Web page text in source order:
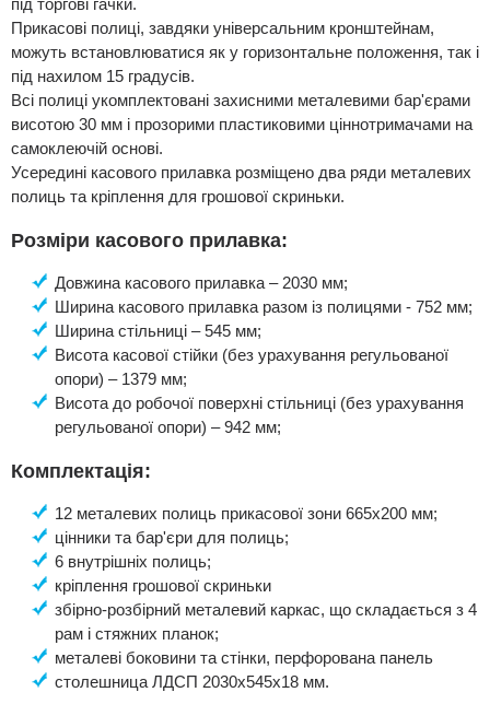
під торгові гачки.
Прикасові полиці, завдяки універсальним кронштейнам,
можуть встановлюватися як у горизонтальне положення, так і
під нахилом 15 градусів.
Всі полиці укомплектовані захисними металевими бар'єрами
висотою 30 мм і прозорими пластиковими ціннотримачами на
самоклеючій основі.
Усередині касового прилавка розміщено два ряди металевих
полиць та кріплення для грошової скриньки.
Розміри касового прилавка:
Довжина касового прилавка – 2030 мм;
Ширина касового прилавка разом із полицями - 752 мм;
Ширина стільниці – 545 мм;
Висота касової стійки (без урахування регульованої
опори) – 1379 мм;
Висота до робочої поверхні стільниці (без урахування
регульованої опори) – 942 мм;
Комплектація:
12 металевих полиць прикасової зони 665х200 мм;
цінники та бар'єри для полиць;
6 внутрішніх полиць;
кріплення грошової скриньки
збірно-розбірний металевий каркас, що складається з 4
рам і стяжних планок;
металеві боковини та стінки, перфорована панель
столешница ЛДСП 2030х545х18 мм.